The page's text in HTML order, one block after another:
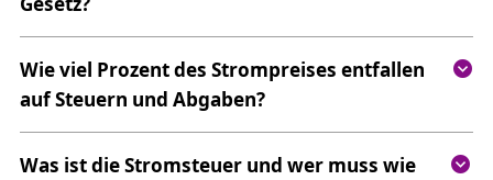
Wie viel Prozent des Strompreises entfallen
auf Steuern und Abgaben?
Was ist die Stromsteuer und wer muss wie